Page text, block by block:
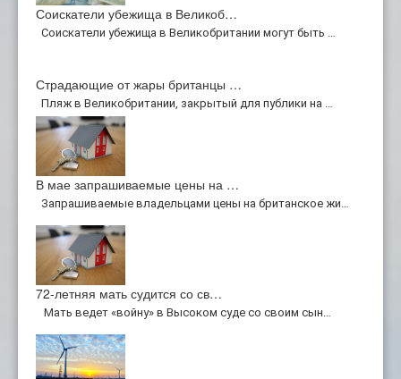
Соискатели убежища в Великоб…
Соискатели убежища в Великобритании могут быть …
Страдающие от жары британцы …
Пляж в Великобритании, закрытый для публики на …
В мае запрашиваемые цены на …
Запрашиваемые владельцами цены на британское жи…
72-летняя мать судится со св…
Мать ведет «войну» в Высоком суде со своим сын…